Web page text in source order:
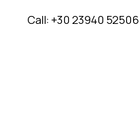
Call: +30 23940 52506